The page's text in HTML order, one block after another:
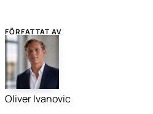
FÖRFATTAT AV
Oliver Ivanovic